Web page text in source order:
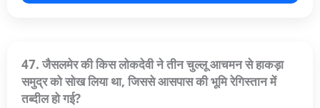
47. जैसलमेर की किस लोकदेवी ने तीन चुल्लू आचमन से हाकड़ा
समुद्र को सोख लिया था, जिससे आसपास की भूमि रेगिस्तान में
तब्दील हो गई?